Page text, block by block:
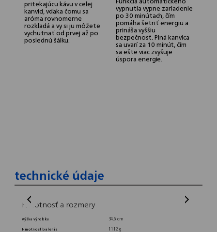
pritekajúcu kávu v celej
kanvici, vďaka čomu sa
aróma rovnomerne
rozkladá a vy si ju môžete
vychutnať od prvej až po
poslednú šálku.
vypnutia vypne zariadenie
po 30 minútach, čím
pomáha šetriť energiu a
prináša vyššiu
bezpečnosť. Plná kanvica
sa uvarí za 10 minút, čím
sa ešte viac zvyšuje
úspora energie.
technické údaje
Hmotnosť a rozmery
Výška výrobku
Hmotnosť balenia
34,6 cm
1112 g